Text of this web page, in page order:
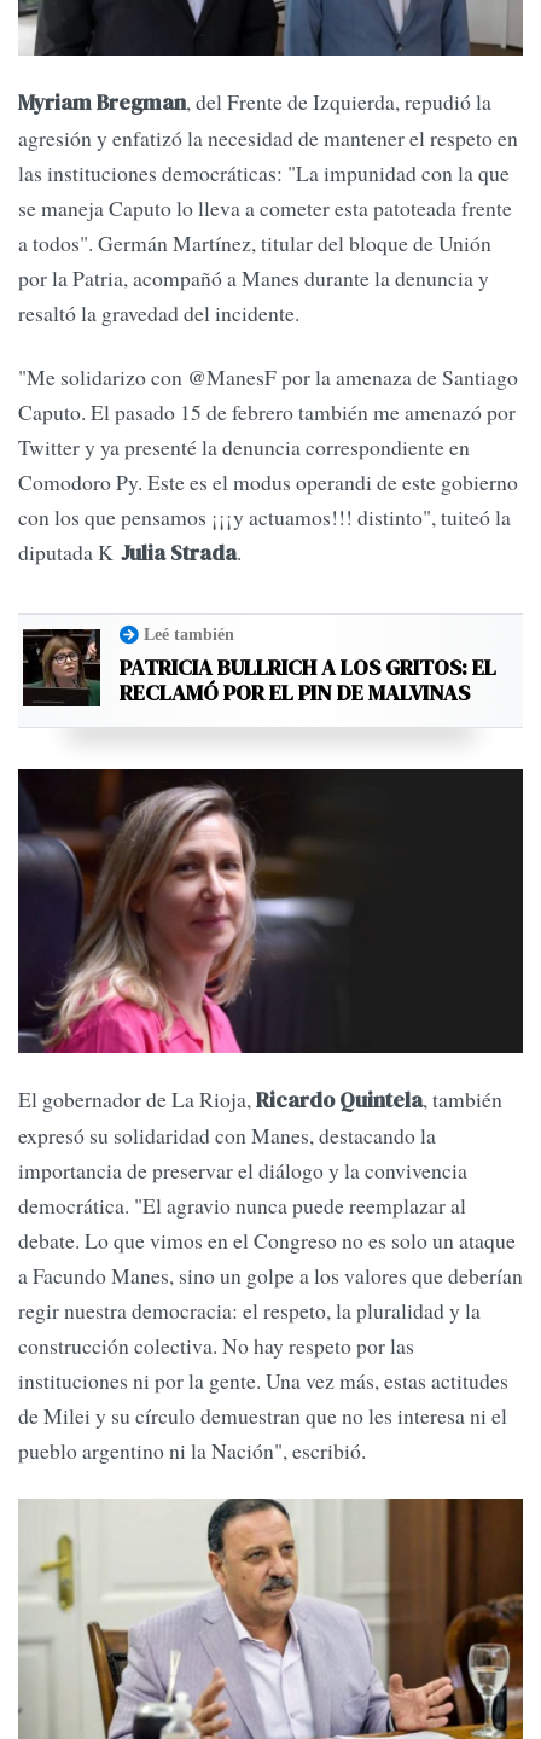
Myriam Bregman, del Frente de Izquierda, repudió la
agresión y enfatizó la necesidad de mantener el respeto en
las instituciones democráticas: "La impunidad con la que
se maneja Caputo lo lleva a cometer esta patoteada frente
a todos". Germán Martínez, titular del bloque de Unión
por la Patria, acompañó a Manes durante la denuncia y
resaltó la gravedad del incidente.
"Me solidarizo con @ManesF por la amenaza de Santiago
Caputo. El pasado 15 de febrero también me amenazó por
Twitter y ya presenté la denuncia correspondiente en
Comodoro Py. Este es el modus operandi de este gobierno
con los que pensamos ¡¡¡y actuamos!!! distinto", tuiteó la
diputada K Julia Strada.
Leé también
PATRICIA BULLRICH A LOS GRITOS: EL
RECLAMÓ POR EL PIN DE MALVINAS
El gobernador de La Rioja,Ricardo Quintela, también
expresó su solidaridad con Manes, destacando la
importancia de preservar el diálogo y la convivencia
democrática. "El agravio nunca puede reemplazar al
debate. Lo que vimos en el Congreso no es solo un ataque
a Facundo Manes, sino un golpe a los valores que deberían
regir nuestra democracia: el respeto, la pluralidad y la
construcción colectiva. No hay respeto por las
instituciones ni por la gente. Una vez más, estas actitudes
de Milei y su círculo demuestran que no les interesa ni el
pueblo argentino ni la Nación", escribió.